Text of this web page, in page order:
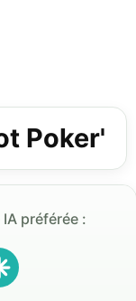
Poker'
préférée :